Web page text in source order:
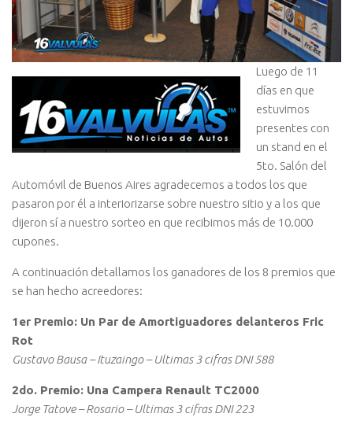
Luego de 11
días en que
estuvimos
presentes con
un stand en el
5to. Salón del
Automóvil de Buenos Aires agradecemos a todos los que
pasaron por él a interiorizarse sobre nuestro sitio y a los que
dijeron sí a nuestro sorteo en que recibimos más de 10.000
cupones.
A continuación detallamos los ganadores de los 8 premios que
se han hecho acreedores:
1er Premio: Un Par de Amortiguadores delanteros Fric
Rot
Gustavo Bausa – Ituzaingo – Ultimas 3 cifras DNI 588
2do. Premio: Una Campera Renault TC2000
Jorge Tatove – Rosario – Ultimas 3 cifras DNI 223